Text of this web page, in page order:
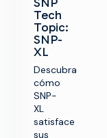
Tech
Topic:
SNP-
XL
Descubra
cómo
SNP-
XL
satisface
sus